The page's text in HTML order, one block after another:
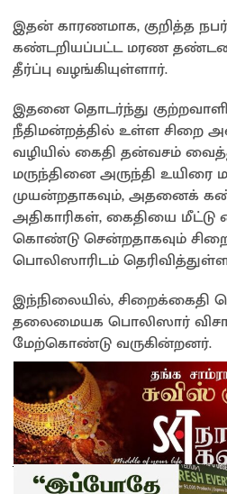
இதன் காரணமாக, குறித்த
கண்டறியப்பட்ட மரண தண்டனை
தீர்ப்பு வழங்கியுள்ளார்.
இதனை தொடர்ந்து குற்றவாளி
நீதிமன்றத்தில் உள்ள சிறை
வழியில் கைதி தன்வசம்
மருந்தினை அருந்தி
முயன்றதாகவும், அதனைக்
அதிகாரிகள், கைதியை
கொண்டு சென்றதாகவும்
பொலிஸாரிடம்
இந்நிலையில், சிறைக்கைதி
தலைமையக பொலிஸார்
மேற்கொண்டு வருகின்றனர்.